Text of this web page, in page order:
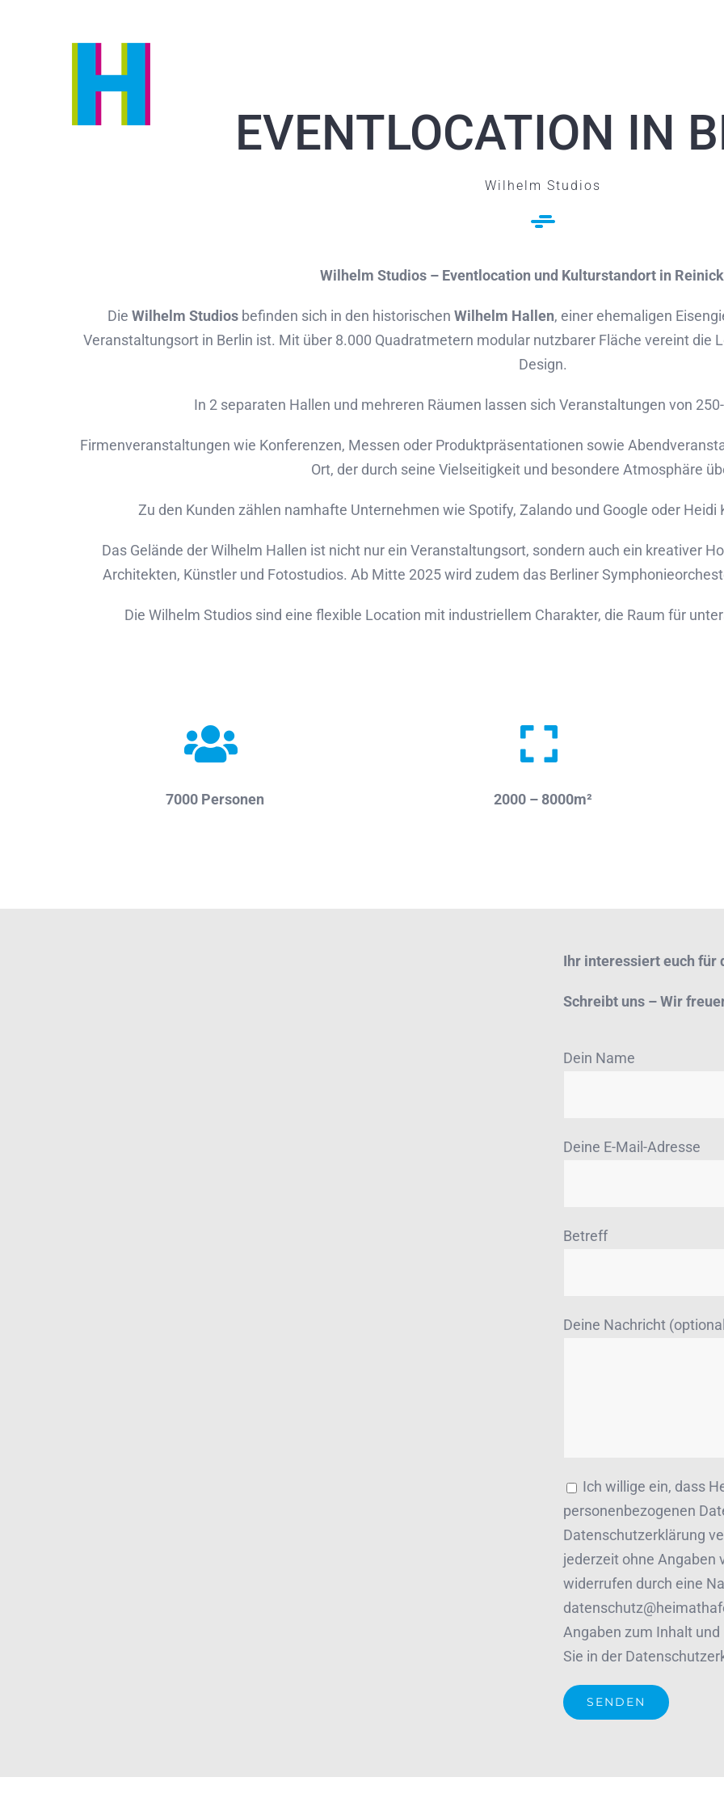
EVENTLOCATION IN
Wilhelm Studios
Wilhelm Studios – Eventlocation und Kulturstandort in
Die Wilhelm Studiosbefinden sich in den historischen Wilhelm Hallen, einer ehemaligen
Veranstaltungsort in Berlin ist. Mit über 8.000 Quadratmetern modular nutzbarer Fläche vereint die
Design.
In 2 separaten Hallen und mehreren Räumen lassen sich Veranstaltungen von
Firmenveranstaltungen wie Konferenzen, Messen oder Produktpräsentationen sowie
Ort, der durch seine Vielseitigkeit und besondere Atmosphäre
Zu den Kunden zählen namhafte Unternehmen wie Spotify, Zalando und Google oder
Das Gelände der Wilhelm Hallen ist nicht nur ein Veranstaltungsort, sondern auch ein kreativer
Architekten, Künstler und Fotostudios. Ab Mitte 2025 wird zudem das Berliner
Die Wilhelm Studios sind eine flexible Location mit industriellem Charakter, die Raum für
7000 Personen 2000 – 8000m²
Ihr interessiert euch für
Schreibt uns – Wir
Dein Name
Deine E-Mail-Adresse
Betreff
Deine Nachricht
Ich willige ein, dass
personenbezogenen
Datenschutzerklärung
jederzeit ohne Angaben
widerrufen durch eine
Angaben zum Inhalt
Sie in der